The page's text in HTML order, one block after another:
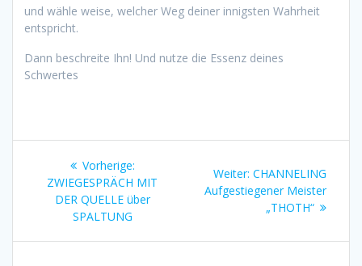
und wähle weise, welcher Weg deiner innigsten Wahrheit
entspricht.
Dann beschreite Ihn! Und nutze die Essenz deines
Schwertes
Beitragsnavigation
Vorherige:Vorheriger
Beitrag:
ZWIEGESPRÄCH MIT
DER QUELLE über
SPALTUNG
Weiter: Nächster
Beitrag:
CHANNELING
Aufgestiegener Meister
„THOTH“